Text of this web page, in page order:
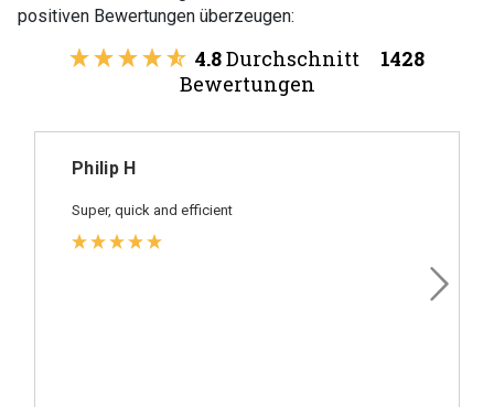
positiven Bewertungen überzeugen:
4.8Durchschnitt
1428
Bewertungen
Philip H
Super, quick and efficient